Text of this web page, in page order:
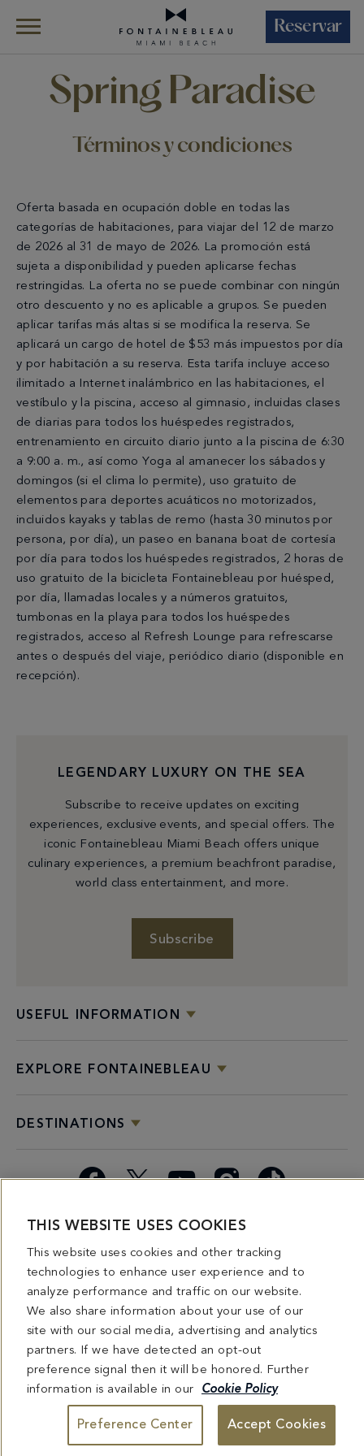
Reservar
ES
Condiciones
Spring Paradise
Términos y condiciones
Oferta basada en ocupación doble en todas las
categorías de habitaciones, para viajar del 12 de marzo
de 2026 al 31 de mayo de 2026. La promoción está
sujeta a disponibilidad y pueden aplicarse fechas
restringidas. La oferta no se puede combinar con ningún
otro descuento y no es aplicable a grupos. Se pueden
aplicar tarifas más altas si se modifica la reserva. Se
aplicará un cargo de hotel de $53 más impuestos por día
y por habitación a su reserva. Esta tarifa incluye acceso
ilimitado a Internet inalámbrico en las habitaciones, el
vestíbulo y la piscina, acceso al gimnasio, incluidas clases
de diarias para todos los huéspedes registrados,
entrenamiento en circuito diario junto a la piscina de 6:30
a 9:00 a. m., así como Yoga al amanecer los sábados y
domingos (si el clima lo permite), uso gratuito de
elementos para deportes acuáticos no motorizados,
incluidos kayaks y tablas de remo (hasta 30 minutos por
persona, por día), un paseo en banana boat de cortesía
por día para todos los huéspedes registrados, 2 horas de
uso gratuito de la bicicleta Fontainebleau por huésped,
por día, llamadas locales y a números gratuitos,
tumbonas en la playa para todos los huéspedes
registrados, acceso al Refresh Lounge para refrescarse
antes o después del viaje, periódico diario (disponible en
recepción).
USEFUL INFORMATION
EXPLORE FONTAINEBLEAU
DESTINATIONS
LEGENDARY LUXURY ON THE SEA
Subscribe to receive updates on exciting
experiences, exclusive events, and special offers. The
iconic Fontainebleau Miami Beach offers unique
culinary experiences, a premium beachfront paradise,
world class entertainment, and more.
Subscribe
Miami
Spice
Dining
Overview
Bars &
Lounges
Private
&
Bleau
Summer
and all contents herein are exclusively owned by Fontainebleau Florida Hotel LLC.
The names and trademarks identified herein may be the trademarks of third parties
and/or are licensed for use in connection with this website. Any and all rights not
expressly granted herein are reserved.
THIS WEBSITE USES COOKIES
This website uses cookies and other tracking
technologies to enhance user experience and to
analyze performance and traffic on our website.
We also share information about your use of our
site with our social media, advertising and analytics
partners. If we have detected an opt-out
preference signal then it will be honored. Further
information is available in our
Cookie Policy
Preference Center Accept Cookies